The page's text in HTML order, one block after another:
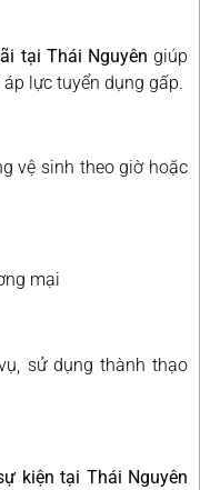
tại Thái Nguyên giúp
lực tuyển dụng gấp.
vệ sinh theo giờ hoặc
mại
sử dụng thành thạo
kiện tại Thái Nguyên